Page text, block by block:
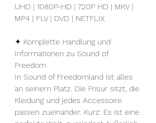
UHD | 1080P-HD | 720P HD | MKV |
MP4 | FLV | DVD | NETFLIX
✦ Komplette Handlung und
Informationen zu Sound of
Freedom
In Sound of Freedomland ist alles
an seinem Platz. Die Frisur sitzt, die
Kleidung und jedes Accessoire
passen zueinander. Kurz: Es ist eine